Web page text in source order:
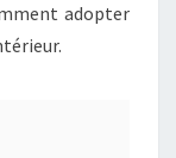
adopter